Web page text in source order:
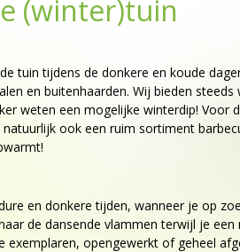
(winter)tuin
tuin tijdens de donkere en koude
en buitenhaarden. Wij bieden
weten een mogelijke winterdip! Voor
ook een ruim sortiment
en donkere tijden, wanneer je op
de dansende vlammen terwijl je
exemplaren, opengewerkt of geheel